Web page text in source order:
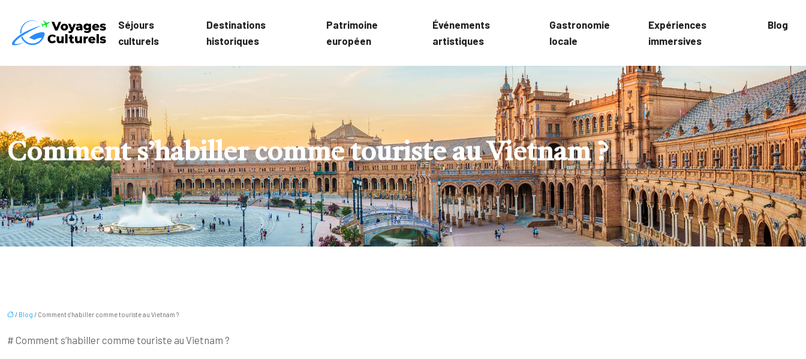
Séjours
culturels
Destinations
historiques
Patrimoine
européen
Événements
artistiques
Gastronomie
locale
Expériences
immersives
Blog
Comment s’habiller comme touriste au Vietnam ?
/ Blog / Comment s’habiller comme touriste au Vietnam ?
# Comment s’habiller comme touriste au Vietnam ?